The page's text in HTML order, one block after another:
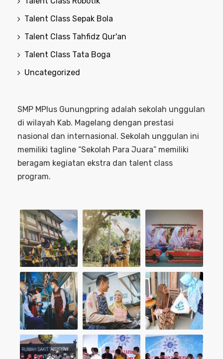
Talent Class Sepak Bola
Talent Class Tahfidz Qur'an
Talent Class Tata Boga
Uncategorized
SMP MPlus Gunungpring adalah sekolah unggulan
di wilayah Kab. Magelang dengan prestasi
nasional dan internasional. Sekolah unggulan ini
memiliki tagline “Sekolah Para Juara” memiliki
beragam kegiatan ekstra dan talent class
program.